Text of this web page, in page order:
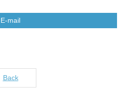
E-mail
Back